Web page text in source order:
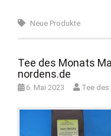
Neue Produkte
Tee des Monats
nordens.de
6. Mai 2023 Tee des